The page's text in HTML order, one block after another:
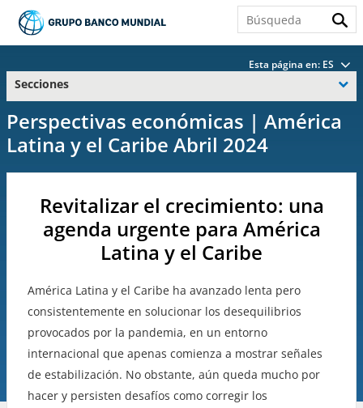
Esta página en: ES
Secciones
Perspectivas económicas | América
Latina y el Caribe Abril 2024
Revitalizar el crecimiento: una
agenda urgente para América
Latina y el Caribe
América Latina y el Caribe ha avanzado lenta pero
consistentemente en solucionar los desequilibrios
provocados por la pandemia, en un entorno
internacional que apenas comienza a mostrar señales
de estabilización. No obstante, aún queda mucho por
hacer y persisten desafíos como corregir los